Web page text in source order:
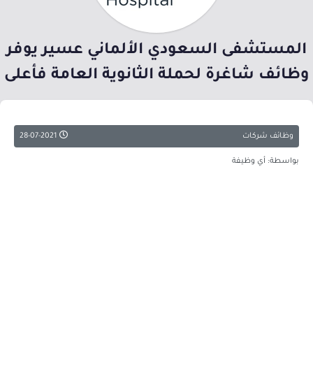
المستشفى السعودي الألماني عسير يوفر
وظائف شاغرة لحملة الثانوية العامة فأعلى
وظائف شركات
بواسطة: أي وظيفة